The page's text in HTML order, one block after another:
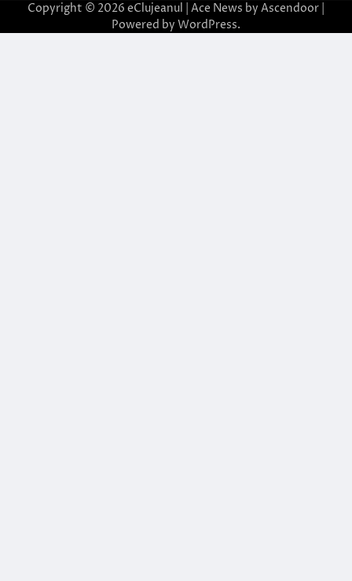
Copyright © 2026 eClujeanul | Ace News by Ascendoor
Powered by WordPress.